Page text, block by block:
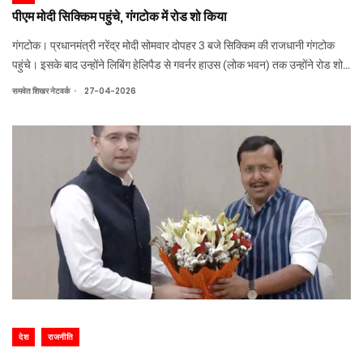
पीएम मोदी सिक्किम पहुंचे, गंगटोक में रोड शो किया
गंगटोक। प्रधानमंत्री नरेंद्र मोदी सोमवार दोपहर 3 बजे सिक्किम की राजधानी गंगटोक
पहुंचे। इसके बाद उन्होंने लिबिंग हेलिपैड से गवर्नर हाउस (लोक भवन) तक उन्होंने रोड शो
किया। सिक्किम के राज्य बनने के 50 साल पूरे होने के जश्न के बीच यह रोड शो
समवेत शिखर नेटवर्क . 27-04-2026
देश राजनीति